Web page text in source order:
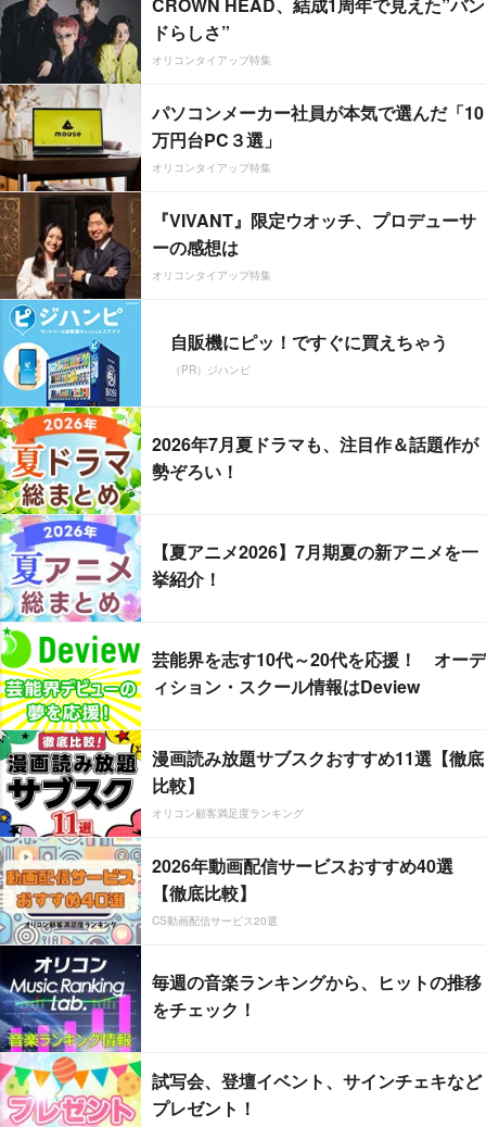
ドらしさ”
オリコンタイアップ特集
パソコンメーカー社員が本気で選んだ「10
万円台PC３選」
オリコンタイアップ特集
『VIVANT』限定ウオッチ、プロデューサ
ーの感想は
オリコンタイアップ特集
自販機にピッ！ですぐに買えちゃう
（PR）ジハンピ
2026年7月夏ドラマも、注目作＆話題作が
勢ぞろい！
【夏アニメ2026】7月期夏の新アニメを一
挙紹介！
芸能界を志す10代～20代を応援！ オーデ
ィション・スクール情報はDeview
漫画読み放題サブスクおすすめ11選【徹底
比較】
オリコン顧客満足度ランキング
2026年動画配信サービスおすすめ40選
【徹底比較】
CS動画配信サービス20選
毎週の音楽ランキングから、ヒットの推移
をチェック！
試写会、登壇イベント、サインチェキなど
プレゼント！